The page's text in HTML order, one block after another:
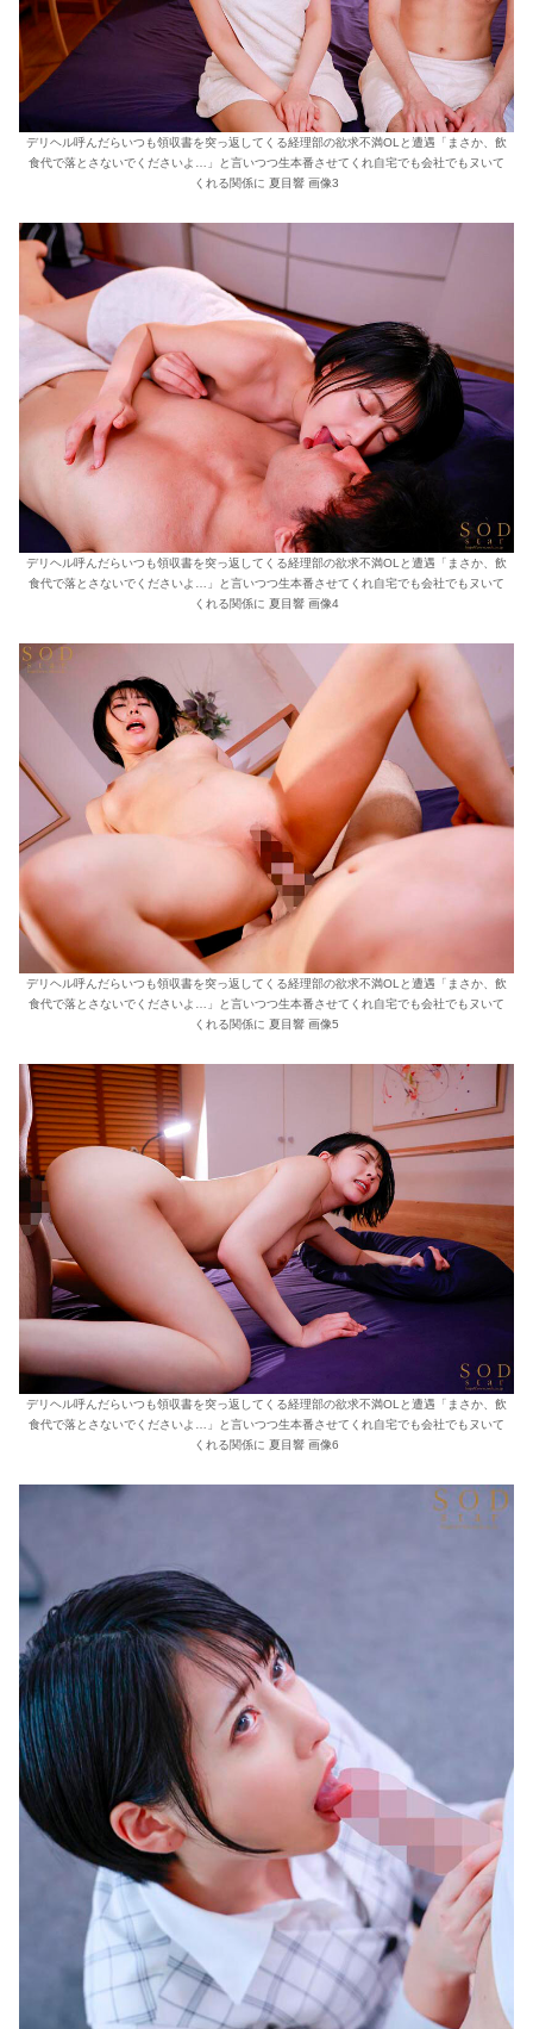
デリヘル呼んだらいつも領収書を突っ返してくる経理部の欲求不満OLと遭遇「まさか、飲
食代で落とさないでくださいよ…」と言いつつ生本番させてくれ自宅でも会社でもヌいて
くれる関係に 夏目響 画像3
デリヘル呼んだらいつも領収書を突っ返してくる経理部の欲求不満OLと遭遇「まさか、飲
食代で落とさないでくださいよ…」と言いつつ生本番させてくれ自宅でも会社でもヌいて
くれる関係に 夏目響 画像4
デリヘル呼んだらいつも領収書を突っ返してくる経理部の欲求不満OLと遭遇「まさか、飲
食代で落とさないでくださいよ…」と言いつつ生本番させてくれ自宅でも会社でもヌいて
くれる関係に 夏目響 画像5
デリヘル呼んだらいつも領収書を突っ返してくる経理部の欲求不満OLと遭遇「まさか、飲
食代で落とさないでくださいよ…」と言いつつ生本番させてくれ自宅でも会社でもヌいて
くれる関係に 夏目響 画像6